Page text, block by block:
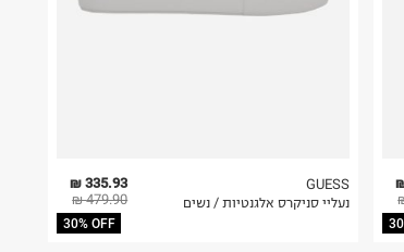
335.93 ₪
479.90 ₪
30% OFF
GUESS
נעליי סניקרס אלגנטיות / נשים